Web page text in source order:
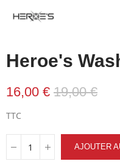
Heroe's
16,00 € 19,00 €
TTC
AJOUTER